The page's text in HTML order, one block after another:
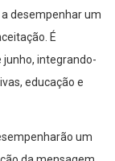
desempenhar um
É
junho, integrando-
educação e
um